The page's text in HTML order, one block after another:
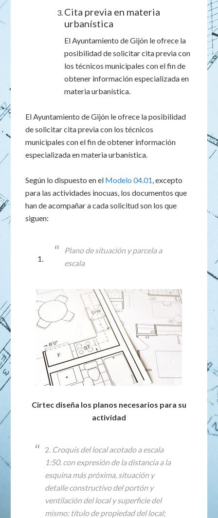
Cita previa en materia
urbanística
El Ayuntamiento de Gijón le ofrece la
posibilidad de solicitar cita previa con
los técnicos municipales con el fin de
obtener información especializada en
materia urbanística.
El Ayuntamiento de Gijón le ofrece la posibilidad
de solicitar cita previa con los técnicos
municipales con el fin de obtener información
especializada en materia urbanística.
Según lo dispuesto en el Modelo 04.01, excepto
para las actividades inocuas, los documentos que
han de acompañar a cada solicitud son los que
siguen:
Plano de situación y parcela a
escala
Cirtec diseña los planos necesarios para su
actividad
2. Croquis del local acotado a escala
1:50. con expresión de la distancia a la
esquina más próxima, situación y
detalle constructivo del portón y
ventilación del local y superficie del
mismo; título de propiedad del local;